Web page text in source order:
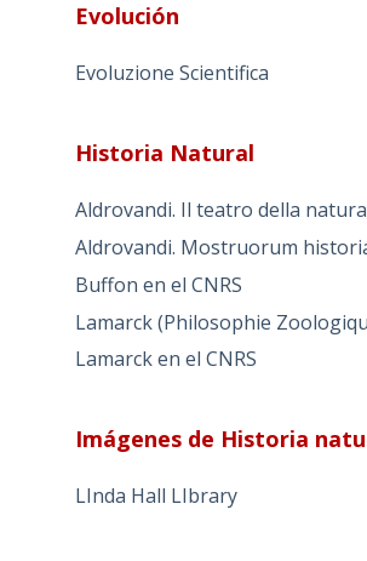
Evolución
Evoluzione Scientifica
Historia Natural
Aldrovandi. Il teatro della natura
Aldrovandi. Mostruorum
Buffon en el CNRS
Lamarck (Philosophie
Lamarck en el CNRS
Imágenes de Historia
LInda Hall LIbrary